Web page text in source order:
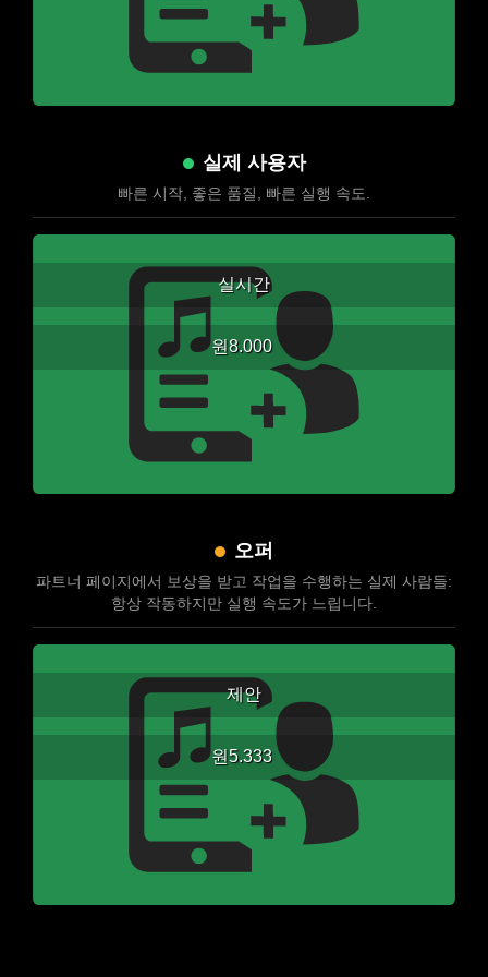
실제 사용자
빠른 시작, 좋은 품질, 빠른 실행 속도.
실시간
원8.000
오퍼
파트너 페이지에서 보상을 받고 작업을 수행하는 실제 사람들:
항상 작동하지만 실행 속도가 느립니다.
제안
원5.333